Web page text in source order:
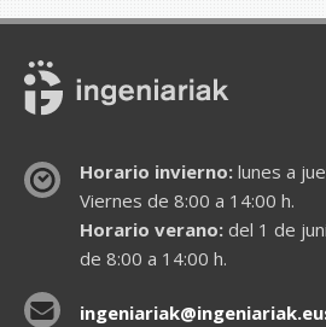
Horario invierno:lunes a
Viernes de 8:00 a 14:00 h.
Horario verano:del 1 de
de 8:00 a 14:00 h.